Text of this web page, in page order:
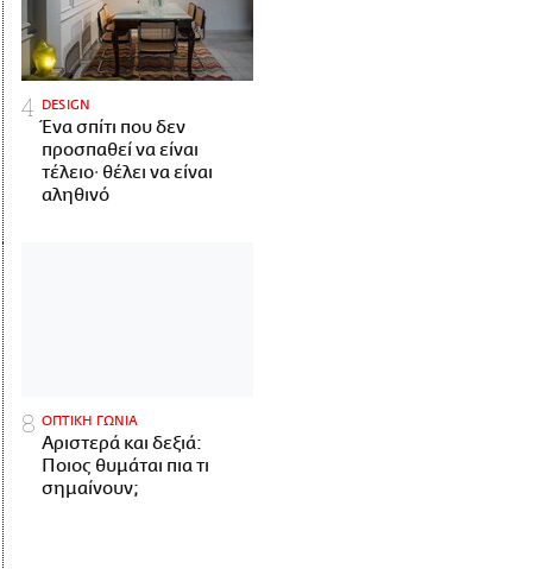
DESIGN
Ένα σπίτι που δεν
προσπαθεί να είναι
τέλειο· θέλει να είναι
αληθινό
ΟΠΤΙΚΗ ΓΩΝΙΑ
Αριστερά και δεξιά:
Ποιος θυμάται πια τι
σημαίνουν;